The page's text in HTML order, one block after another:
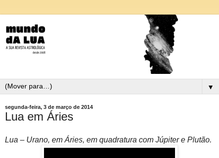
▼
segunda-feira, 3 de março de 2014
Lua em Áries
Lua – Urano, em Áries, em quadratura com Júpiter e Plutão.